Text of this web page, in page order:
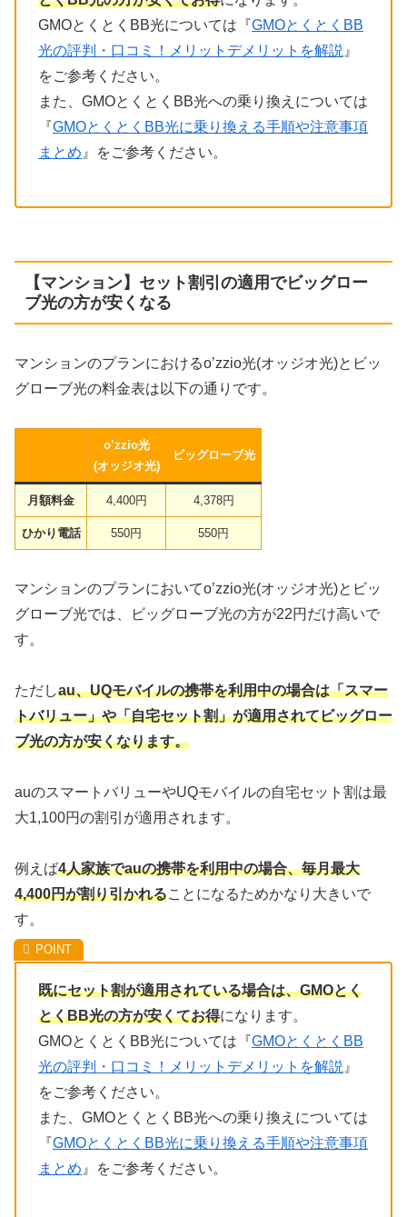
GMOとくとくBB光については『GMOとくとくBB
光の評判・口コミ！メリットデメリットを解説 』
をご参考ください。
また、GMOとくとくBB光への乗り換えについては
『GMOとくとくBB光に乗り換える手順や注意事項
まとめ 』をご参考ください。
【マンション】セット割引の適用でビッグロー
ブ光の方が安くなる
マンションのプランにおけるo’zzio光(オッジオ光)とビッ
グローブ光の料金表は以下の通りです。
o’zzio光
(オッジオ光)
ビッグローブ光
月額料金 4,400円 4,378円
ひかり電話 550円 550円
マンションのプランにおいてo’zzio光(オッジオ光)とビッ
グローブ光では、ビッグローブ光の方が22円だけ高いで
す。
ただしau、UQモバイルの携帯を利用中の場合は「スマー
トバリュー」や「自宅セット割」が適用されてビッグロー
ブ光の方が安くなります。
auのスマートバリューやUQモバイルの自宅セット割は最
大1,100円の割引が適用されます。
例えば4人家族でauの携帯を利用中の場合、毎月最大
4,400円が割り引かれることになるためかなり大きいで
す。
既にセット割が適用されている場合は、GMOとく
とくBB光の方が安くてお得になります。
GMOとくとくBB光については『GMOとくとくBB
光の評判・口コミ！メリットデメリットを解説 』
をご参考ください。
また、GMOとくとくBB光への乗り換えについては
『GMOとくとくBB光に乗り換える手順や注意事項
まとめ 』をご参考ください。